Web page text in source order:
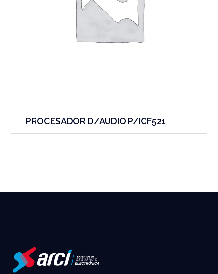
PROCESADOR D/AUDIO P/ICF521